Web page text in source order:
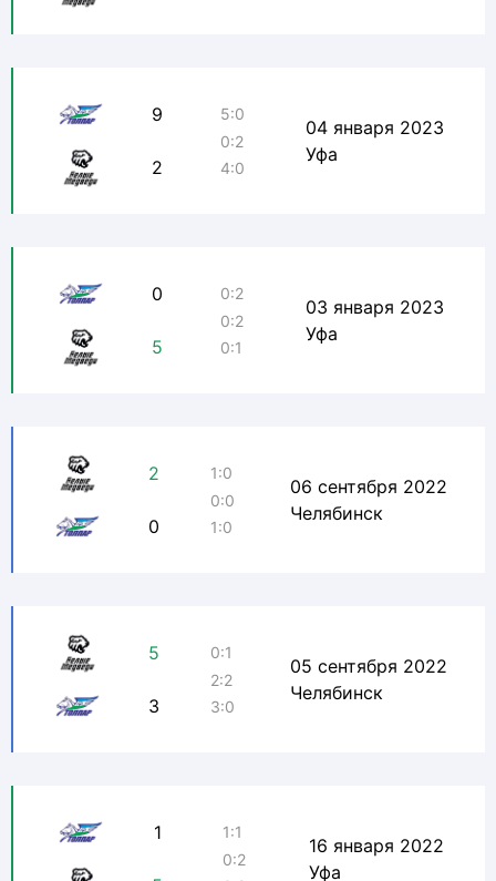
9
2
5:0
0:2
4:0
04 января 2023
Уфа
0
5
0:2
0:2
0:1
03 января 2023
Уфа
2
0
1:0
0:0
1:0
06 сентября 2022
Челябинск
5
3
0:1
2:2
3:0
05 сентября 2022
Челябинск
1
1:1
0:2
16 января 2022
Уфа